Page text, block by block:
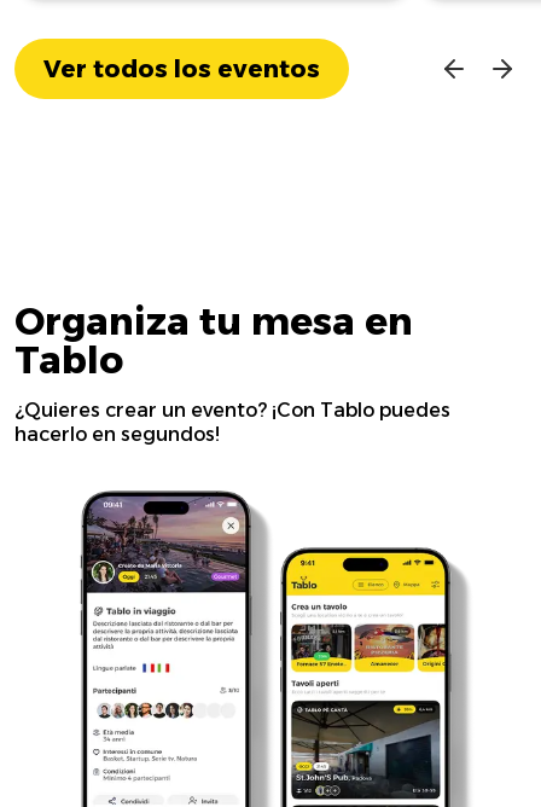
Ver todos los eventos
Organiza tu mesa en
Tablo
¿Quieres crear un evento? ¡Con Tablo puedes
hacerlo en segundos!